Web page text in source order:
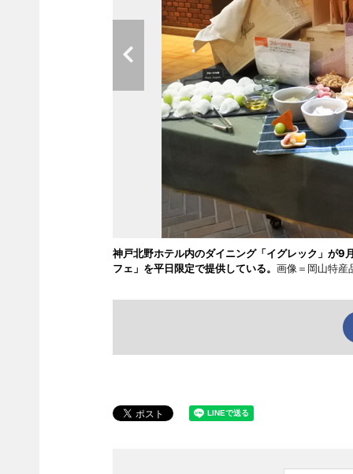
神戸北野ホテル内のダイニング「イグレック」が9
フェ」を平日限定で提供している。 画像＝岡山特産